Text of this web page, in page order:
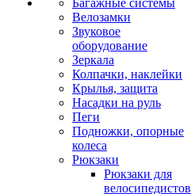
Багажные системы
Велозамки
Звуковое
оборудование
Зеркала
Колпачки, наклейки
Крылья, защита
Насадки на руль
Пеги
Подножки, опорные
колеса
Рюкзаки
Рюкзаки для
велосипедистов